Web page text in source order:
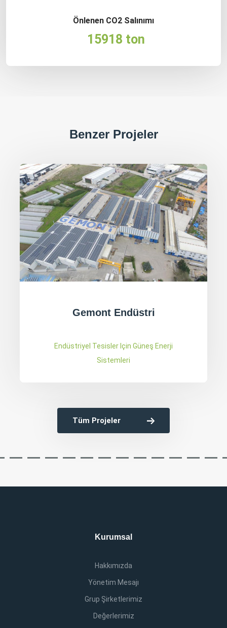
Önlenen CO2 Salınımı
15918 ton
Benzer Projeler
Aktaşlar Kontrplak
Endüstriyel Tesisler Için Güneş Enerji
Sistemleri
Tüm Projeler
Kurumsal
Hakkımızda
Yönetim Mesajı
Grup Şirketlerimiz
Değerlerimiz